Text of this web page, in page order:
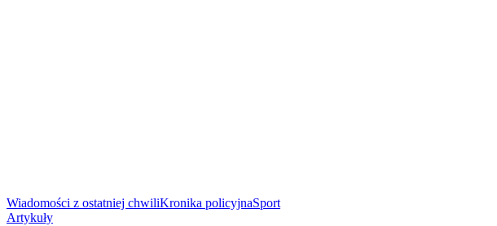
Wiadomości z ostatniej chwiliKronika policyjnaSport
Artykuły